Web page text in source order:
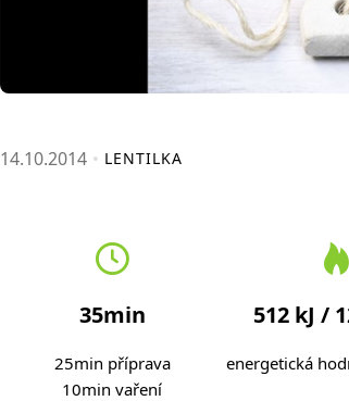
14.10.2014 LENTILKA
35min
25min příprava
10min vaření
512 kJ /
energetická